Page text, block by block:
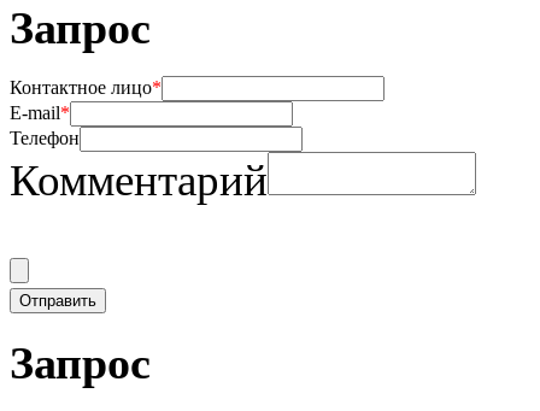
Запрос
Контактное лицо*
E-mail*
Телефон
Комментарий
Запрос